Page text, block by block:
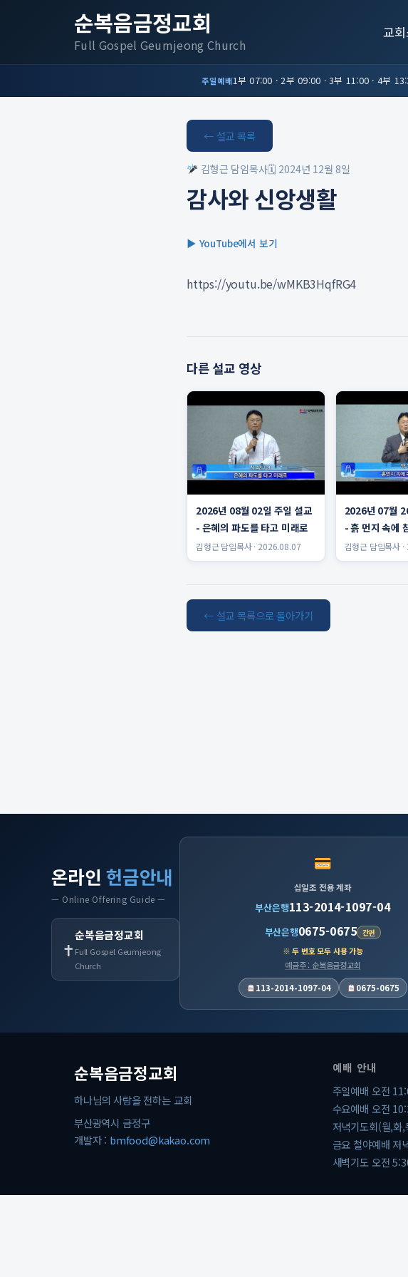
순복음금정교회
Full Gospel Geumjeong Church
교
주일예배1부 07:00 · 2부 09:00 · 3부 11:00 · 4부
← 설교 목록
김형근 담임목사🗓 2024년 12월 8일
감사와 신앙생활
▶ YouTube에서 보기
https://youtu.be/wMKB3HqfRG4
다른 설교 영상
2026년 08월 02일 주일 설교
- 은혜의 파도를 타고 미래로
김형근 담임목사 · 2026.08.07
2026년 07월
- 흙 먼지 속에
오스)
김형근 담임목사
← 설교 목록으로 돌아가기
온라인 헌금안내
— Online Offering Guide —
✝
순복음금정교회
Full Gospel Geumjeong
Church
십일조 전용 계좌
부산은행113-2014-1097-04
부산은행0675-0675 간편
※ 두 번호 모두 사용 가능
예금주 : 순복음금정교회
113-2014-1097-04
0675-0675
순복음금정교회
하나님의 사랑을 전하는 교회
부산광역시 금정구
개발자 : bmfood@kakao.com
예배 안내
주일예배 오전
수요예배 오전
저녁기도회(월,화
금요 철야예배 저
새벽기도 오전